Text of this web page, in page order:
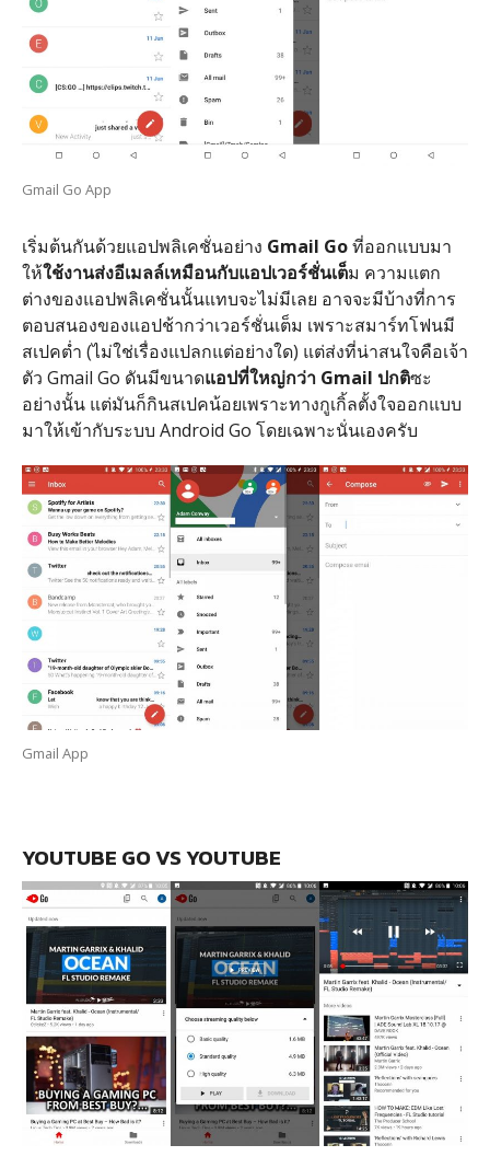
Gmail Go App
เริ่มต้นกันด้วยแอปพลิเคชั่นอย่าง Gmail Goที่ออกแบบมา
ให้ใช้งานส่งอีเมลล์เหมือนกับแอปเวอร์ชั่นเต็ม ความแตก
ต่างของแอปพลิเคชั่นนั้นแทบจะไม่มีเลย อาจจะมีบ้างที่การ
ตอบสนองของแอปช้ากว่าเวอร์ชั่นเต็ม เพราะสมาร์ทโฟนมี
สเปคต่ำ (ไม่ใช่เรื่องแปลกแต่อย่างใด) แต่ส่งที่น่าสนใจคือเจ้า
ตัว Gmail Go ดันมีขนาดแอปที่ใหญ่กว่า Gmail ปกติซะ
อย่างนั้น แต่มันก็กินสเปคน้อยเพราะทางกูเกิ้ลตั้งใจออกแบบ
มาให้เข้ากับระบบ Android Go โดยเฉพาะนั่นเองครับ
Gmail App
YOUTUBE GO VS YOUTUBE